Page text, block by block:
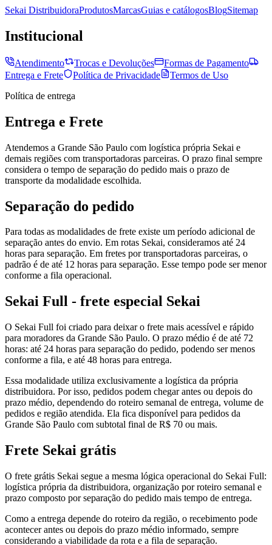
Sekai DistribuidoraProdutosMarcasGuias e catálogosBlogSitemap
Institucional
Atendimento Trocas e Devoluções
Formas de Pagamento
Entrega e Frete
Política de Privacidade
Termos de Uso
Política de entrega
Entrega e Frete
Atendemos a Grande São Paulo com logística própria Sekai e
demais regiões com transportadoras parceiras. O prazo final sempre
considera o tempo de separação do pedido mais o prazo de
transporte da modalidade escolhida.
Separação do pedido
Para todas as modalidades de frete existe um período adicional de
separação antes do envio. Em rotas Sekai, consideramos até 24
horas para separação. Em fretes por transportadoras parceiras, o
padrão é de até 12 horas para separação. Esse tempo pode ser menor
conforme a fila operacional.
Sekai Full - frete especial Sekai
O Sekai Full foi criado para deixar o frete mais acessível e rápido
para moradores da Grande São Paulo. O prazo médio é de até 72
horas: até 24 horas para separação do pedido, podendo ser menos
conforme a fila, e até 48 horas para entrega.
Essa modalidade utiliza exclusivamente a logística da própria
distribuidora. Por isso, pedidos podem chegar antes ou depois do
prazo médio, dependendo do roteiro semanal de entrega, volume de
pedidos e região atendida. Ela fica disponível para pedidos da
Grande São Paulo com subtotal final de R$ 70 ou mais.
Frete Sekai grátis
O frete grátis Sekai segue a mesma lógica operacional do Sekai Full:
logística própria da distribuidora, organização por roteiro semanal e
prazo composto por separação do pedido mais tempo de entrega.
Como a entrega depende do roteiro da região, o recebimento pode
acontecer antes ou depois do prazo médio informado, sempre
considerando a viabilidade da rota e a fila de separação.